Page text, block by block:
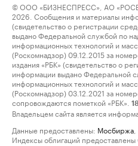
© ООО «БИЗНЕСПРЕСС», АО
2026. Сообщения и материалы
(свидетельство о регистрации
выдано Федеральной службой по
информационных технологий и
(Роскомнадзор) 09.12.2015 за
издания «РБК» (свидетельство о
информации выдано Федеральной
информационных технологий и
(Роскомнадзор) 03.12.2021 за
сопровождаются пометкой «РБК».
Владельцем сайта является
Данные предоставлены: Мосбиржа
Индексы облигаций предоставлены